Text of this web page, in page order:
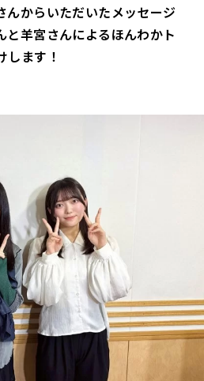
んからいただいたメッセージ
と羊宮さんによるほんわかト
します！